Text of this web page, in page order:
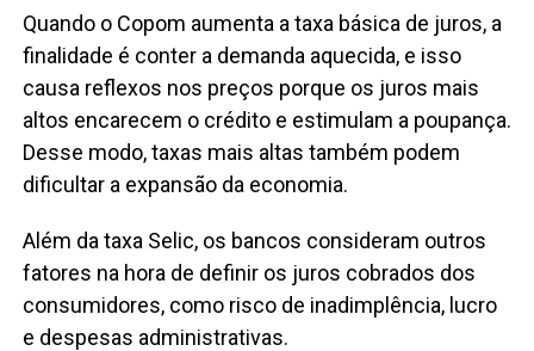
Quando o Copom aumenta a taxa básica de juros, a
finalidade é conter a demanda aquecida, e isso
causa reflexos nos preços porque os juros mais
altos encarecem o crédito e estimulam a poupança.
Desse modo, taxas mais altas também podem
dificultar a expansão da economia.
Além da taxa Selic, os bancos consideram outros
fatores na hora de definir os juros cobrados dos
consumidores, como risco de inadimplência, lucro
e despesas administrativas.